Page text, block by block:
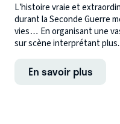
L’histoire vraie et
durant la Seconde Guerre
vies… En organisant une
sur scène interprétant
En savoir plus